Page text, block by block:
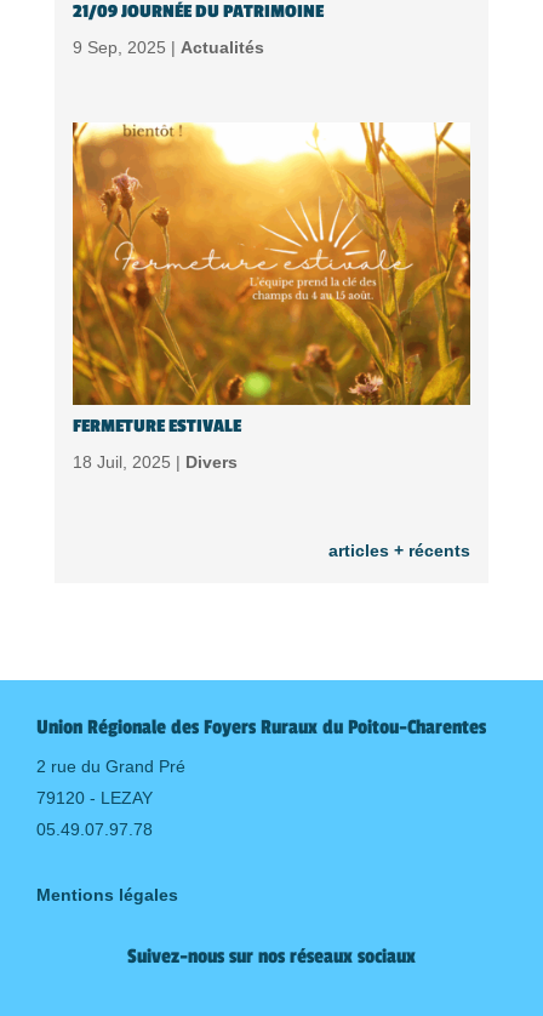
21/09 JOURNÉE DU PATRIMOINE
9 Sep, 2025 | Actualités
FERMETURE ESTIVALE
18 Juil, 2025 | Divers
articles + récents
Union Régionale des Foyers Ruraux du Poitou-Charentes
2 rue du Grand Pré
79120 - LEZAY
05.49.07.97.78
Mentions légales
Suivez-nous sur nos réseaux sociaux